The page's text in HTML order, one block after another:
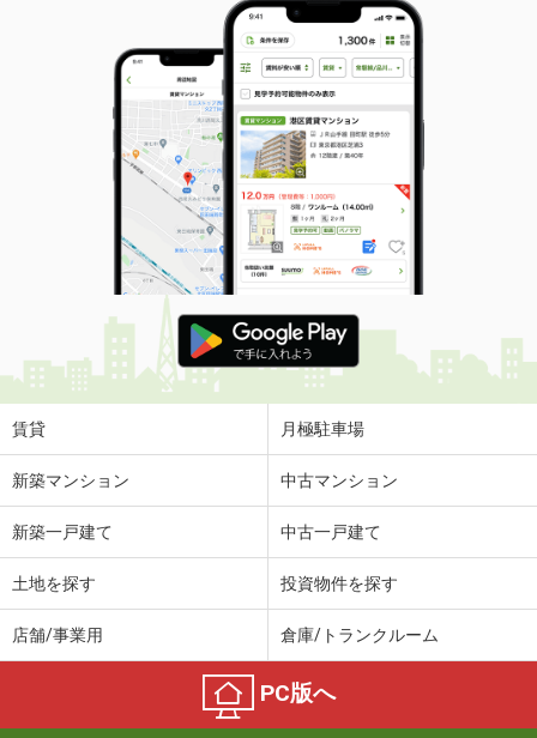
賃貸 月極駐車場
新築マンション 中古マンション
新築一戸建て 中古一戸建て
土地を探す 投資物件を探す
店舗/事業用 倉庫/トランクルーム
PC版へ